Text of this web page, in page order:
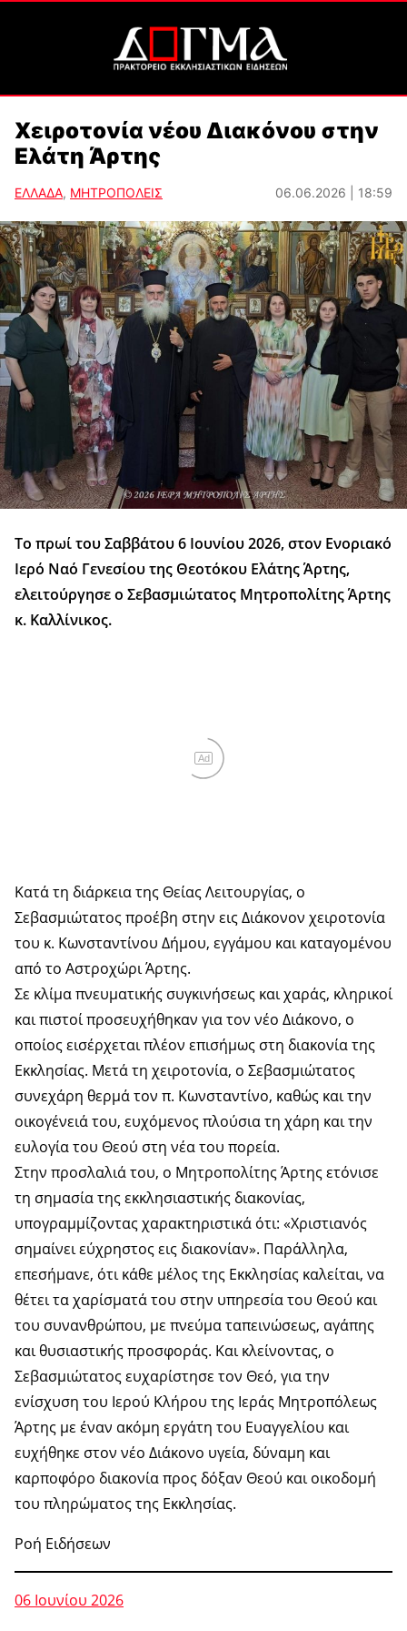
Χειροτονία νέου Διακόνου στην
Ελάτη Άρτης
ΕΛΛΑΔΑ, ΜΗΤΡΟΠΟΛΕΙΣ 06.06.2026 | 18:59
Το πρωί του Σαββάτου 6 Ιουνίου 2026, στον Ενοριακό
Ιερό Ναό Γενεσίου της Θεοτόκου Ελάτης Άρτης,
ελειτούργησε ο Σεβασμιώτατος Μητροπολίτης Άρτης
κ. Καλλίνικος.
Ad
Κατά τη διάρκεια της Θείας Λειτουργίας, ο
Σεβασμιώτατος προέβη στην εις Διάκονον χειροτονία
του κ. Κωνσταντίνου Δήμου, εγγάμου και καταγομένου
από το Αστροχώρι Άρτης.
Σε κλίμα πνευματικής συγκινήσεως και χαράς, κληρικοί
και πιστοί προσευχήθηκαν για τον νέο Διάκονο, ο
οποίος εισέρχεται πλέον επισήμως στη διακονία της
Εκκλησίας. Μετά τη χειροτονία, ο Σεβασμιώτατος
συνεχάρη θερμά τον π. Κωνσταντίνο, καθώς και την
οικογένειά του, ευχόμενος πλούσια τη χάρη και την
ευλογία του Θεού στη νέα του πορεία.
Στην προσλαλιά του, ο Μητροπολίτης Άρτης ετόνισε
τη σημασία της εκκλησιαστικής διακονίας,
υπογραμμίζοντας χαρακτηριστικά ότι: «Χριστιανός
σημαίνει εύχρηστος εις διακονίαν». Παράλληλα,
επεσήμανε, ότι κάθε μέλος της Εκκλησίας καλείται, να
θέτει τα χαρίσματά του στην υπηρεσία του Θεού και
του συνανθρώπου, με πνεύμα ταπεινώσεως, αγάπης
και θυσιαστικής προσφοράς. Και κλείνοντας, ο
Σεβασμιώτατος ευχαρίστησε τον Θεό, για την
ενίσχυση του Ιερού Κλήρου της Ιεράς Μητροπόλεως
Άρτης με έναν ακόμη εργάτη του Ευαγγελίου και
ευχήθηκε στον νέο Διάκονο υγεία, δύναμη και
καρποφόρο διακονία προς δόξαν Θεού και οικοδομή
του πληρώματος της Εκκλησίας.
Ροή Ειδήσεων
06 Ιουνίου 2026